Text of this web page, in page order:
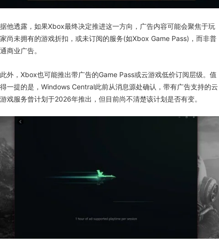
据他透露，如果Xbox最终决定推进这一方向，广告内容可能会聚焦于玩
家尚未拥有的游戏折扣，或未订阅的服务(如Xbox Game Pass)，而非普
通商业广告。
此外，Xbox也可能推出带广告的Game Pass或云游戏低价订阅层级。值
得一提的是，Windows Central此前从消息源处确认，带有广告支持的云
游戏服务曾计划于2026年推出，但目前尚不清楚该计划是否有变。